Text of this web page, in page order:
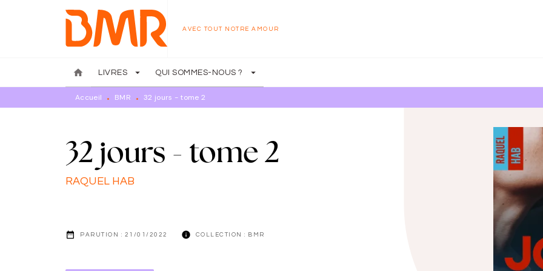
MENU RECHERCHE
AVEC TOUT NOTRE AMOUR
home LIVRES arrow_drop_down QUI SOMMES-NOUS ? arrow_drop_down
Accueil • BMR • 32 jours - tome 2
32 jours - tome 2
RAQUEL HAB
date_range PARUTION : 21/01/2022 info COLLECTION : BMR